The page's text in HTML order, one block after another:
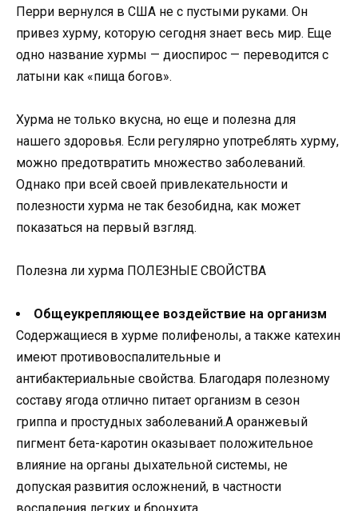
Перри вернулся в США не с пустыми руками. Он
привез хурму, которую сегодня знает весь мир. Еще
одно название хурмы — диоспирос — переводится с
латыни как «пища богов».
Хурма не только вкусна, но еще и полезна для
нашего здоровья. Если регулярно употреблять хурму,
можно предотвратить множество заболеваний.
Однако при всей своей привлекательности и
полезности хурма не так безобидна, как может
показаться на первый взгляд.
Полезна ли хурма ПОЛЕЗНЫЕ СВОЙСТВА
Общеукрепляющее воздействие на организм
Содержащиеся в хурме полифенолы, а также катехин
имеют противовоспалительные и
антибактериальные свойства. Благодаря полезному
составу ягода отлично питает организм в сезон
гриппа и простудных заболеваний.А оранжевый
пигмент бета-каротин оказывает положительное
влияние на органы дыхательной системы, не
допуская развития осложнений, в частности